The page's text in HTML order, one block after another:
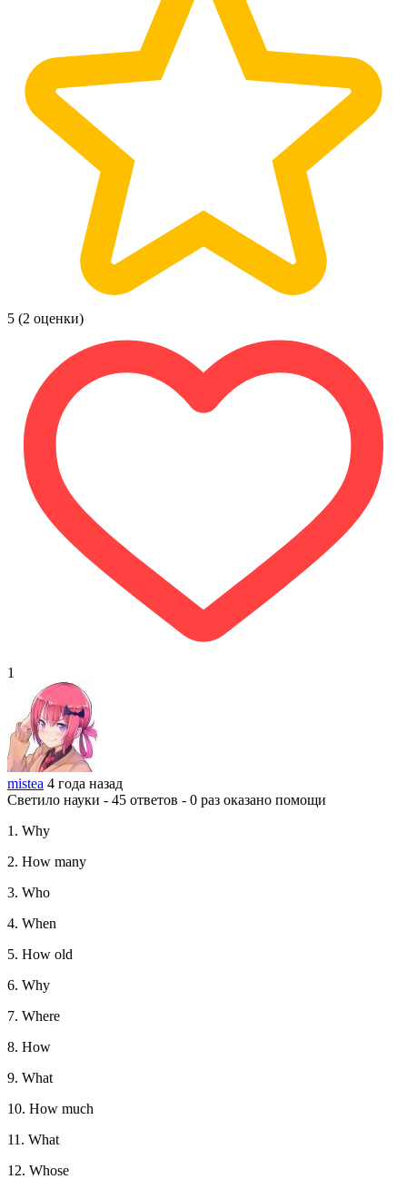
5 (2 оценки)
1
mistea 4 года назад
Светило науки - 45 ответов - 0 раз оказано помощи
1. Why
2. How many
3. Who
4. When
5. How old
6. Why
7. Where
8. How
9. What
10. How much
11. What
12. Whose